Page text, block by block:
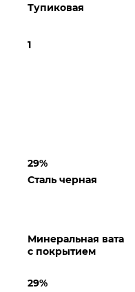
Тупиковая
1
29%
Сталь черная
Минеральная вата
с покрытием
29%